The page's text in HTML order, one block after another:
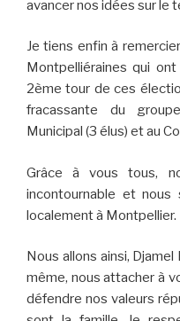
avancer nos idées sur le
Je tiens enfin à
Montpelliéraines qui
2ème tour de ces
fracassante du
Municipal (3 élus) et au
Grâce à vous tous,
incontournable et nous
localement à Montpellier.
Nous allons ainsi,
même, nous attacher à
défendre nos valeurs